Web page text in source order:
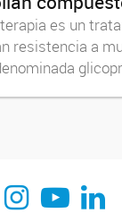
es un
resistencia a